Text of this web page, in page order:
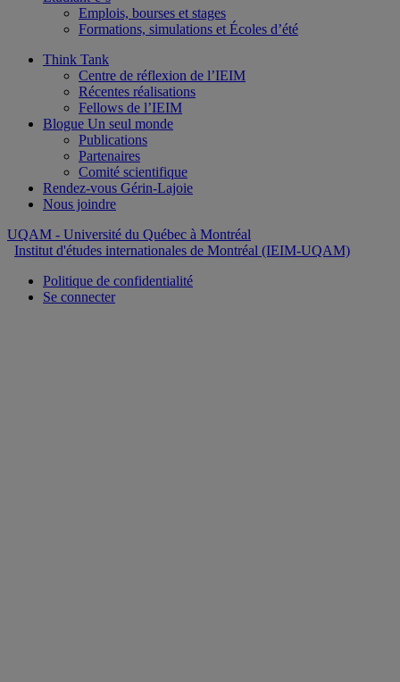
Emplois, bourses et stages
Formations, simulations et Écoles d’été
Think Tank
Centre de réflexion de l’IEIM
Récentes réalisations
Fellows de l’IEIM
Blogue Un seul monde
Publications
Partenaires
Comité scientifique
Rendez-vous Gérin-Lajoie
Nous joindre
UQAM - Université du Québec à Montréal
Institut d'études internationales de Montréal (IEIM-UQAM)
Politique de confidentialité
Se connecter